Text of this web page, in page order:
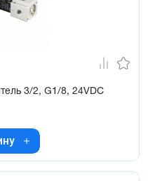
3/2, G1/8, 24VDC